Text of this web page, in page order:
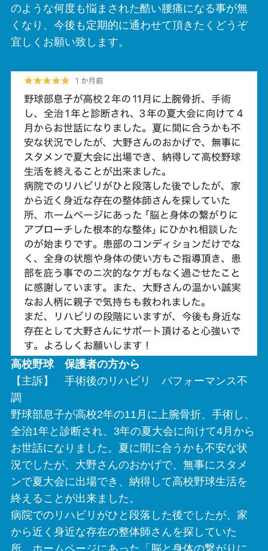
のような何度も悩まされた酷い腰痛になる事が無
くなり、今後も定期的に通わせて頂きたくどうぞ
宜しくお願い致します。
高校野球 保護者の方から
【主訴】 手術後のリハビリ パフォーマンス不
調
野球部息子が高校2年の11月に上腕骨折、手術し、
全治1年と診断され、3年の夏大会に向けて4月から
お世話になりました。夏に間に合うかも不安な状
況でしたが、大野さんのおかげで、無事にスタメ
ンで夏大会に出場でき、納得して高校野球生活を
終えることが出来ました。
病院でのリハビリがひと段落した後でしたが、家
から近く身近な存在の整体師さんを探していた
所、ホームページにあった「脳と身体の繋がりに